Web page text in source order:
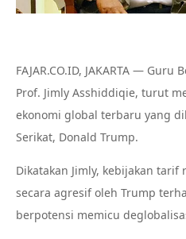
FAJAR.CO.ID, JAKARTA — Guru
Prof. Jimly Asshiddiqie, turut
ekonomi global terbaru yang
Serikat, Donald Trump.
Dikatakan Jimly, kebijakan
secara agresif oleh Trump
berpotensi memicu